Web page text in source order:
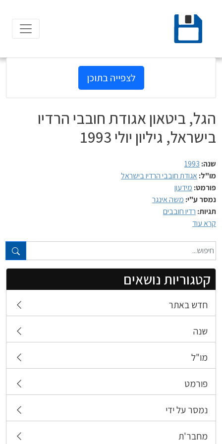
content
טקסט חופשי...
קטגוריות נושאים
חדש באתר
שנה
מו"ל
פורמט
נמסר על ידי
מחבר'ת
לצפייה בתוכן
הגל, ביטאון אגודת חובבי הרדיו
בישראל, גיליון יולי 1993
שנה: 1993
מו"ל: אגודת חובבי הרדיו בישראל
פורמט: מידעון
נמסר ע"י: משה אינגר
תגיות: רדיו חובבים
קרא עוד